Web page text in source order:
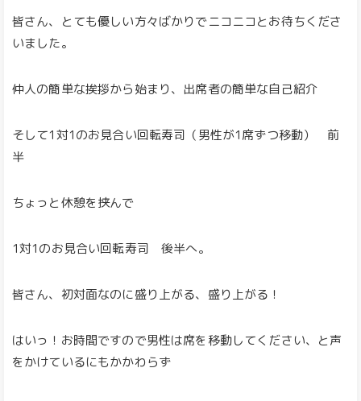
皆さん、とても優しい方々ばかりでニコニコとお待ちくださ
いました。
仲人の簡単な挨拶から始まり、出席者の簡単な自己紹介
そして1対1のお見合い回転寿司（男性が1席ずつ移動） 前
半
ちょっと休憩を挟んで
1対1のお見合い回転寿司 後半へ。
皆さん、初対面なのに盛り上がる、盛り上がる！
はいっ！お時間ですので男性は席を移動してください、と声
をかけているにもかかわらず